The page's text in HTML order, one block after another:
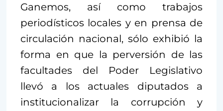
Ganemos, así como trabajos
periodísticos locales y en prensa de
circulación nacional, sólo exhibió la
forma en que la perversión de las
facultades del Poder Legislativo
llevó a los actuales diputados a
institucionalizar la corrupción y